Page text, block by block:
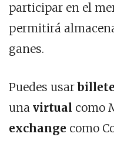
participar en el
permitirá
ganes.
Puedes usar
una virtual como
exchange como